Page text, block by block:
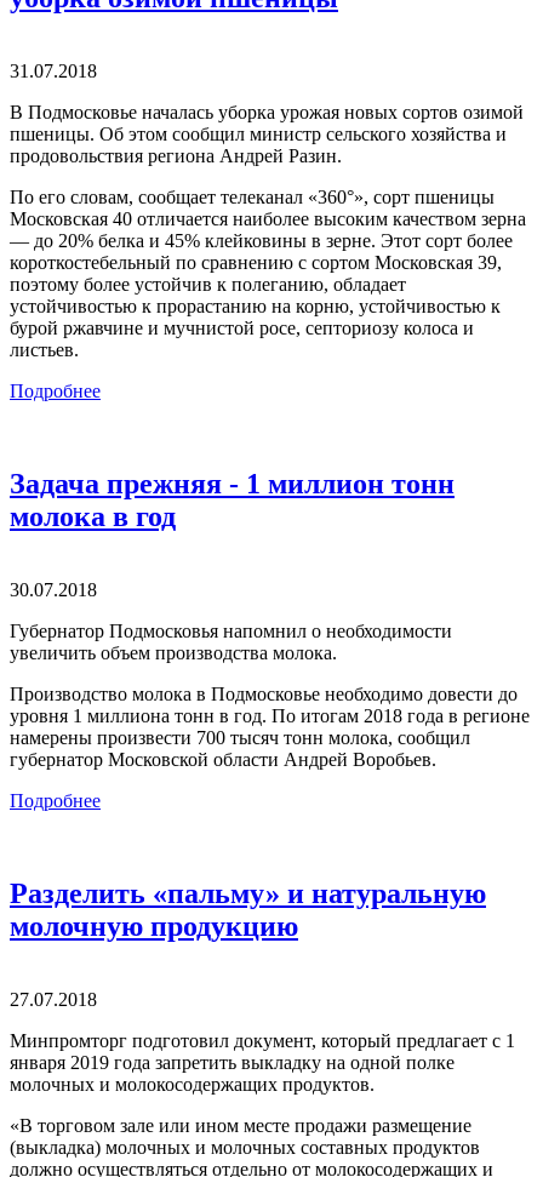
31.07.2018
В Подмосковье началась уборка урожая новых сортов озимой
пшеницы. Об этом сообщил министр сельского хозяйства и
продовольствия региона Андрей Разин.
По его словам, сообщает телеканал «360°», сорт пшеницы
Московская 40 отличается наиболее высоким качеством зерна
— до 20% белка и 45% клейковины в зерне. Этот сорт более
короткостебельный по сравнению с сортом Московская 39,
поэтому более устойчив к полеганию, обладает
устойчивостью к прорастанию на корню, устойчивостью к
бурой ржавчине и мучнистой росе, септориозу колоса и
листьев.
Подробнее
Задача прежняя - 1 миллион тонн
молока в год
30.07.2018
Губернатор Подмосковья напомнил о необходимости
увеличить объем производства молока.
Производство молока в Подмосковье необходимо довести до
уровня 1 миллиона тонн в год. По итогам 2018 года в регионе
намерены произвести 700 тысяч тонн молока, сообщил
губернатор Московской области Андрей Воробьев.
Подробнее
Разделить «пальму» и натуральную
молочную продукцию
27.07.2018
Минпромторг подготовил документ, который предлагает с 1
января 2019 года запретить выкладку на одной полке
молочных и молокосодержащих продуктов.
«В торговом зале или ином месте продажи размещение
(выкладка) молочных и молочных составных продуктов
должно осуществляться отдельно ‎от молокосодержащих и